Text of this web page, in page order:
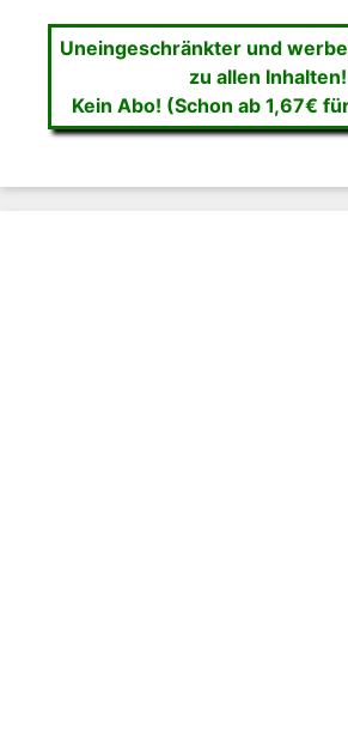
Uneingeschränkter und
zu allen Inhalten!
Kein Abo! (Schon ab 1,67€